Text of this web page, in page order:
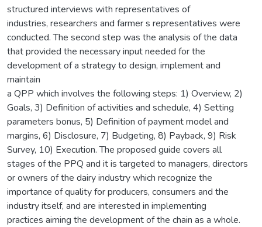
structured interviews with representatives of
industries, researchers and farmer s representatives were
conducted. The second step was the analysis of the data
that provided the necessary input needed for the
development of a strategy to design, implement and
maintain
a QPP which involves the following steps: 1) Overview, 2)
Goals, 3) Definition of activities and schedule, 4) Setting
parameters bonus, 5) Definition of payment model and
margins, 6) Disclosure, 7) Budgeting, 8) Payback, 9) Risk
Survey, 10) Execution. The proposed guide covers all
stages of the PPQ and it is targeted to managers, directors
or owners of the dairy industry which recognize the
importance of quality for producers, consumers and the
industry itself, and are interested in implementing
practices aiming the development of the chain as a whole.